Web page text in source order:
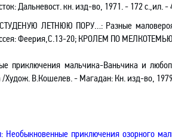
Дальневост. кн. изд-во, 1971. - 172 с.,ил. -
ЛЕТНЮЮ ПОРУ…: Разные
Феерия,С.13-20; КРОЛЕМ ПО МЕЛКОТЕМЬЮ:
приключения мальчика-Ваньчика и
/Худож. В.Кошелев. - Магадан: Кн. изд-во,
: Необыкновенные приключения озорного